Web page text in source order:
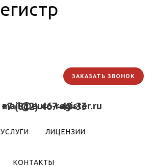
+7 (812) 467-48-33
mail@euro-register.ru
ЗАКАЗАТЬ ЗВОНОК
УСЛУГИ ЛИЦЕНЗИИ
КОНТАКТЫ